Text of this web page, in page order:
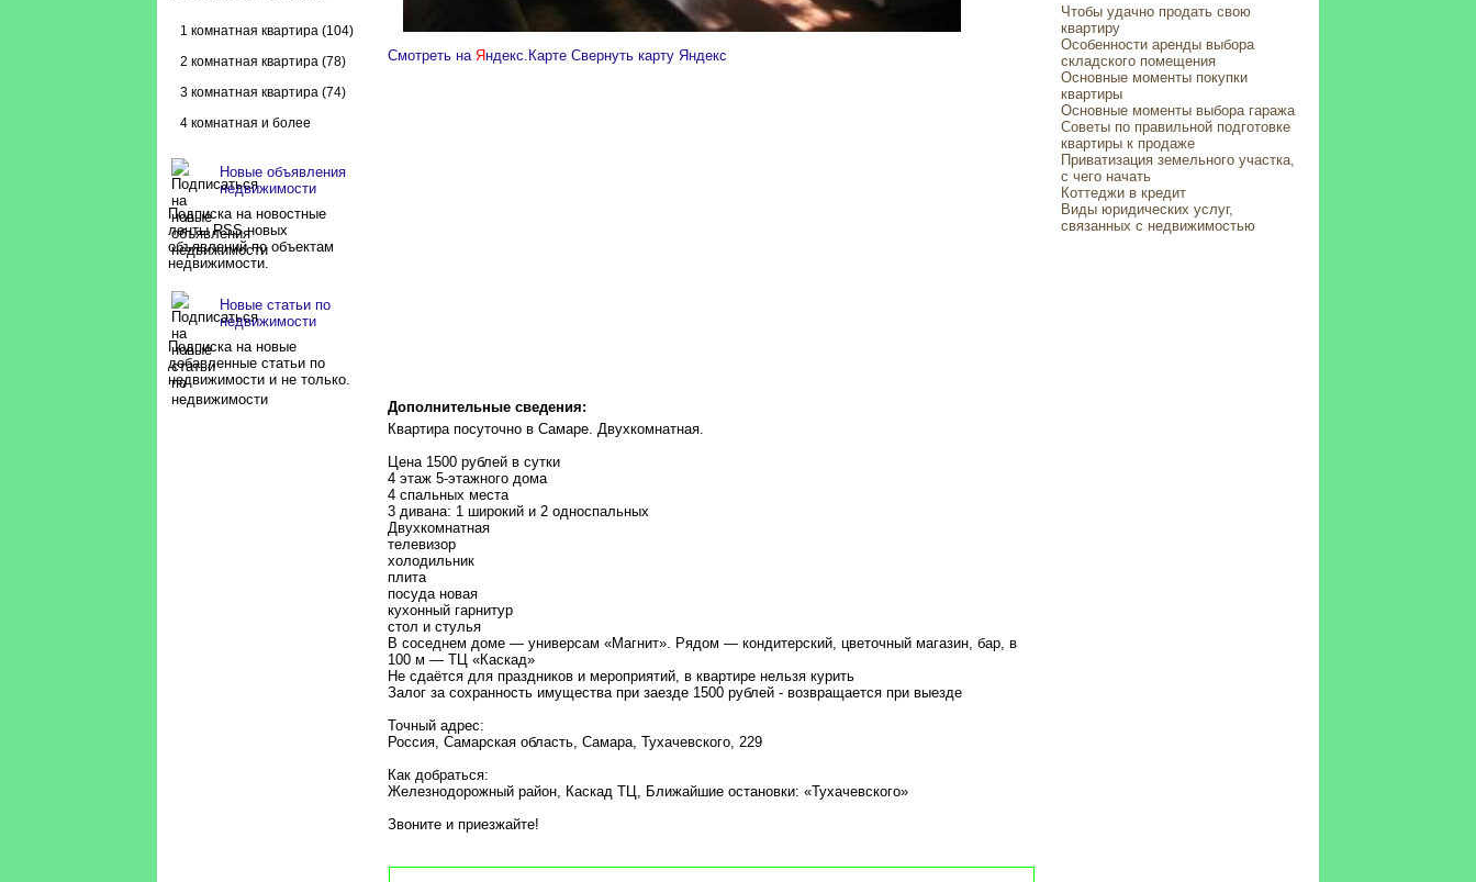
1 комнатная квартира (104)
2 комнатная квартира (78)
3 комнатная квартира (74)
4 комнатная и более
Новые объявления
недвижимости
Подписка на новостные
ленты RSS новых
объявлений по объектам
недвижимости.
Новые статьи по
недвижимости
Подписка на новые
добавленные статьи по
недвижимости и не только.
Смотреть на Яндекс.Карте Свернуть карту Яндекс
Дополнительные сведения:
Квартира посуточно в Самаре. Двухкомнатная.
Цена 1500 рублей в сутки
4 этаж 5-этажного дома
4 спальных места
3 дивана: 1 широкий и 2 односпальных
Двухкомнатная
телевизор
холодильник
плита
посуда новая
кухонный гарнитур
стол и стулья
В соседнем доме — универсам «Магнит». Рядом — кондитерский, цветочный магазин, бар, в
100 м — ТЦ «Каскад»
Не сдаётся для праздников и мероприятий, в квартире нельзя курить
Залог за сохранность имущества при заезде 1500 рублей - возвращается при выезде
Точный адрес:
Россия, Самарская область, Самара, Тухачевского, 229
Как добраться:
Железнодорожный район, Каскад ТЦ, Ближайшие остановки: «Тухачевского»
Звоните и приезжайте!
Чтобы удачно продать свою
квартиру
Особенности аренды выбора
складского помещения
Основные моменты покупки
квартиры
Основные моменты выбора гаража
Советы по правильной подготовке
квартиры к продаже
Приватизация земельного участка,
с чего начать
Коттеджи в кредит
Виды юридических услуг,
связанных с недвижимостью